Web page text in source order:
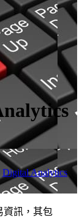
Digital Analytics
資訊，其包